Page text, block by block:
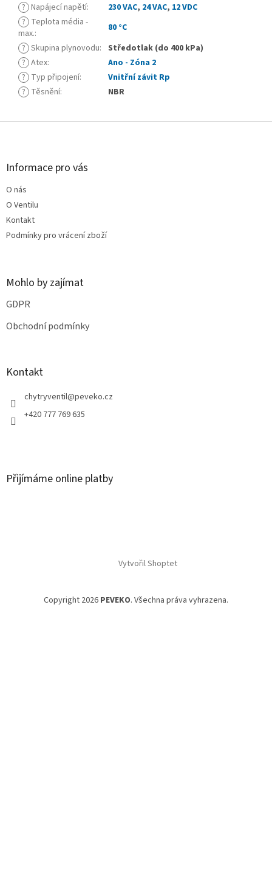
? Napájecí napětí: 230 VAC, 24 VAC, 12 VDC
? Teplota média -
max.:
80 °C
? Skupina plynovodu: Středotlak (do 400 kPa)
? Atex:
Ano - Zóna 2
? Typ připojení:
Vnitřní závit Rp
? Těsnění: NBR
Z
Informace pro vás
O nás
O Ventilu
Kontakt
Podmínky pro vrácení zboží
Mohlo by zajímat
GDPR
Obchodní podmínky
Kontakt
chytryventil@peveko.cz
+420 777 769 635
Přijímáme online platby
Vytvořil Shoptet
Copyright 2026 PEVEKO. Všechna práva vyhrazena.